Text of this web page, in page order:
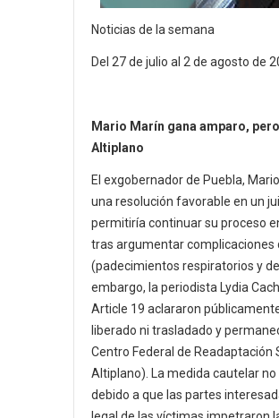
Noticias de la semana
Del 27 de julio al 2 de agosto de
Mario Marín gana amparo,
Altiplano
El exgobernador de Puebla,
una resolución favorable en un
permitiría continuar su proceso
tras argumentar complicaciones
(padecimientos respiratorios y
embargo, la periodista Lydia
Article 19 aclararon
liberado ni trasladado y
Centro Federal de Readaptación
Altiplano). La medida cautelar
debido a que las partes